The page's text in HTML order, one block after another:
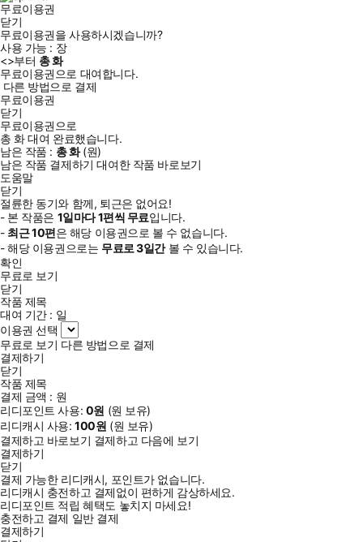
무료이용권
닫기
무료이용권을 사용하시겠습니까?
사용 가능 : 장
<>부터 총화
무료이용권으로 대여합니다.
다른 방법으로 결제
무료이용권
닫기
무료이용권으로
총 화대여 완료했습니다.
남은 작품 : 총화(원)
남은 작품 결제하기 대여한 작품 바로보기
도움말
닫기
절륜한 동기와 함께, 퇴근은 없어요!
- 본 작품은 1일마다1편씩 무료입니다.
- 최근10편은 해당 이용권으로 볼 수 없습니다.
- 해당 이용권으로는 무료로3일간볼 수 있습니다.
확인
무료로 보기
닫기
작품 제목
대여 기간 : 일
이용권 선택
무료로 보기 다른 방법으로 결제
결제하기
닫기
작품 제목
결제 금액 : 원
리디포인트 사용: 0원 (원 보유)
리디캐시 사용:100원 (원 보유)
결제하고 바로보기 결제하고 다음에 보기
결제하기
닫기
결제 가능한 리디캐시, 포인트가 없습니다.
리디캐시 충전하고 결제없이 편하게 감상하세요.
리디포인트 적립 혜택도 놓치지 마세요!
충전하고 결제 일반 결제
결제하기